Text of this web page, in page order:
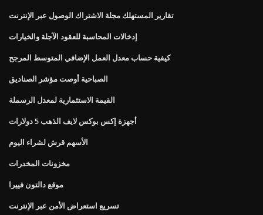
تقارير المستهلك مجلة الاشتراك الوصول عبر الإنترنت
إدخالات المحاسبة للعقود الآجلة والخيارات
كيفية حساب معدل العمل الإضافي المتوسط ​​المرجح
الصباحية أوصت مؤشر الصناديق
القيمة الاستثمارية لمعدل الرسملة
أجهزة إكس بوكس ​​لايف الذهب 5 دولارات
الأسهم قرش لشراء اليوم
مخزونات المخدرات
موقع دالتون فييرا
تسريع استعراض الأمن عبر الإنترنت